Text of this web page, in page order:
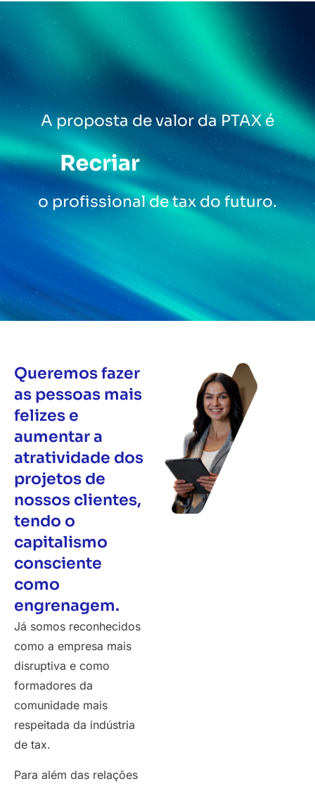
A proposta de valor da PTAX é
o profissional de tax do futuro.
Queremos fazer
as pessoas mais
felizes e
aumentar a
atratividade dos
projetos de
nossos clientes,
tendo o
capitalismo
consciente
como
engrenagem.
Já somos reconhecidos
como a empresa mais
disruptiva e como
formadores da
comunidade mais
respeitada da indústria
de tax.
Para além das relações